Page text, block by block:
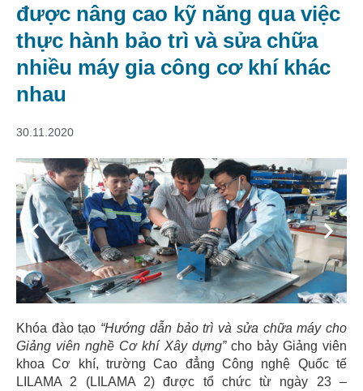
được nâng cao kỹ năng qua việc
thực hành bảo trì và sửa chữa
nhiều máy gia công cơ khí khác
nhau
30.11.2020
Previous Next
Khóa đào tạo “Hướng dẫn bảo trì và sửa chữa máy cho
Giảng viên nghề Cơ khí Xây dựng”cho bảy Giảng viên
khoa Cơ khí, trường Cao đẳng Công nghệ Quốc tế
LILAMA 2 (LILAMA 2) được tổ chức từ ngày 23 –